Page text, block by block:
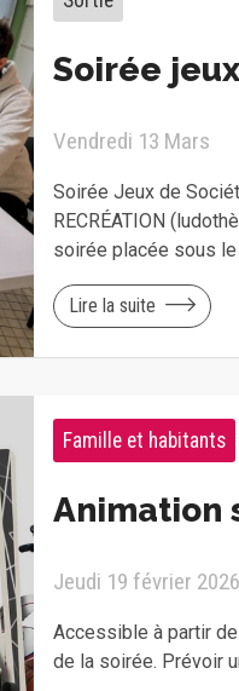
Soirée
Vendredi 13 Mars
Soirée Jeux de
RECRÉATION
soirée placée sous
Lire la suite
Famille et habitants
Animation
Jeudi 19 février
Accessible à partir
de la soirée. Prévoir